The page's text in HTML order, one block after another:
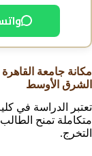
مكانة جامعة
الشرق الأوسط
تعتبر الدراسة في
متكاملة تمنح
التخرج.